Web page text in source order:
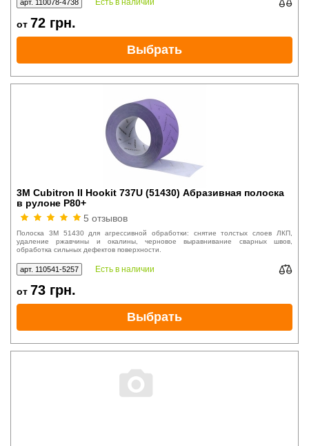
арт. 110078-4738
от 72 грн.
Выбрать
3M Cubitron II Hookit 737U (51430) Абразивная полоска
в рулоне P80+
5 отзывов
Полоска 3M 51430 для агрессивной обработки: снятие толстых слоев ЛКП,
удаление ржавчины и окалины, черновое выравнивание сварных швов,
обработка сильных дефектов поверхности.
арт. 110541-5257 Есть в наличии
от 73 грн.
Выбрать